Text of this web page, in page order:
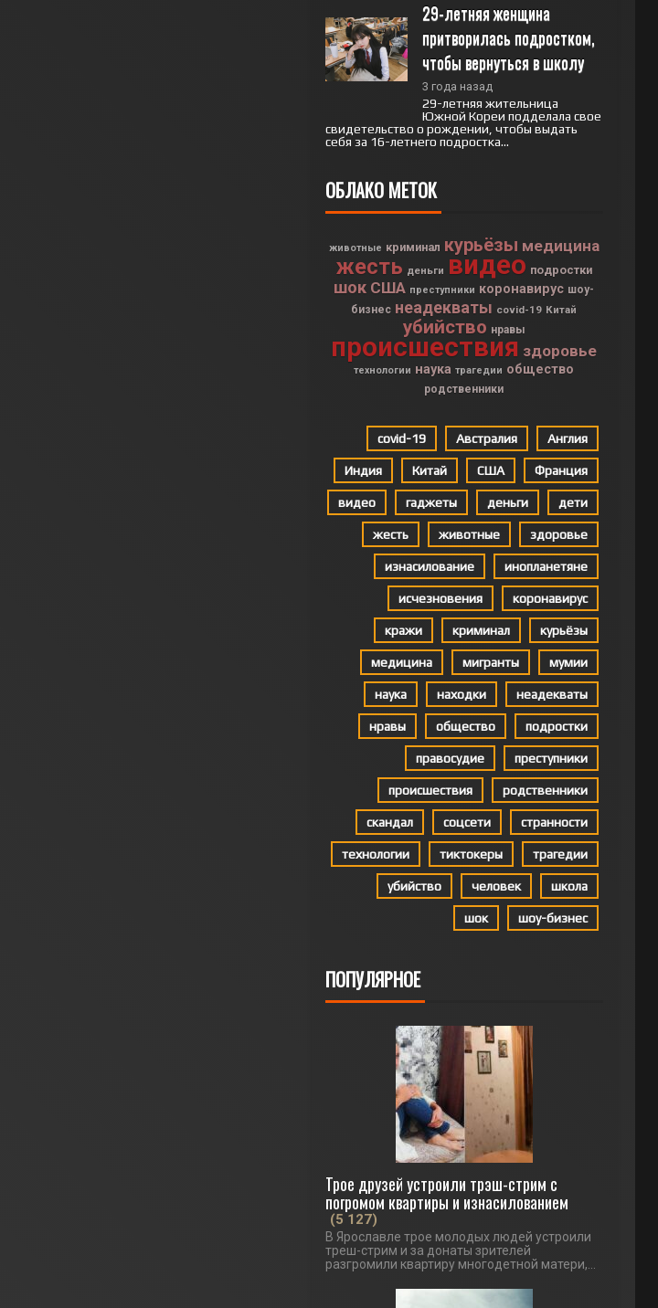
29-летняя женщина
притворилась подростком,
чтобы вернуться в школу
3 года назад
29-летняя жительница
Южной Кореи подделала свое
свидетельство о рождении, чтобы выдать
себя за 16-летнего подростка...
ОБЛАКО МЕТОК
животные криминал курьёзы медицина
жесть деньги видео подростки
шок США преступники коронавирус шоу-
бизнес неадекваты covid-19 Китай
убийство нравы
происшествия здоровье
технологии наука трагедии общество
родственники
covid-19 Австралия Англия
Индия Китай США Франция
видео гаджеты деньги дети
жесть животные здоровье
изнасилование инопланетяне
исчезновения коронавирус
кражи криминал курьёзы
медицина мигранты мумии
наука находки неадекваты
нравы общество подростки
правосудие преступники
происшествия родственники
скандал соцсети странности
технологии тиктокеры трагедии
убийство человек школа
шок шоу-бизнес
ПОПУЛЯРНОЕ
Трое друзей устроили трэш-стрим с
погромом квартиры и изнасилованием
(5 127)
В Ярославле трое молодых людей устроили
треш-стрим и за донаты зрителей
разгромили квартиру многодетной матери,...